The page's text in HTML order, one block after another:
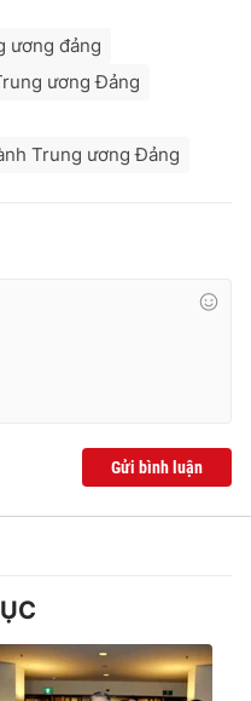
ương đảng
ương Đảng
Trung ương Đảng
Gửi bình luận